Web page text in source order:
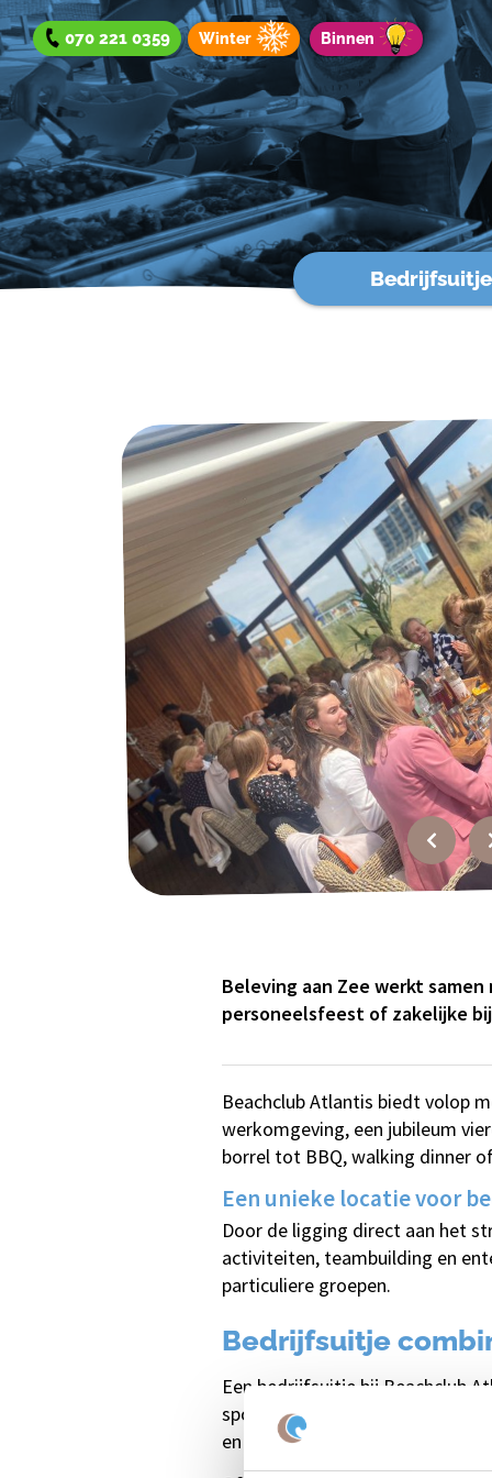
070 221 0359 Winter Binnen
Bedrijfsuitje
Aanbod binnen
bedrijfsuitjes
Beleving aan Zee werkt
personeelsfeest of zakelijke
Beachclub Atlantis biedt volop
werkomgeving, een jubileum
borrel tot BBQ, walking dinner
Een unieke locatie voor
Door de ligging direct aan het
activiteiten, teambuilding en
particuliere groepen.
Bedrijfsuitje
Een bedrijfsuitje bij Beachclub
sportieve programma's op het
en plezier centraal staan. Door